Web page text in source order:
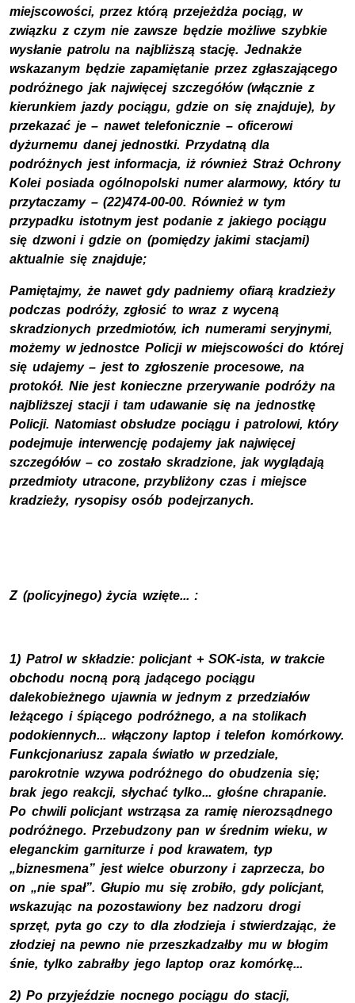
miejscowości, przez którą przejeżdża pociąg, w
związku z czym nie zawsze będzie możliwe szybkie
wysłanie patrolu na najbliższą stację. Jednakże
wskazanym będzie zapamiętanie przez zgłaszającego
podróżnego jak najwięcej szczegółów (włącznie z
kierunkiem jazdy pociągu, gdzie on się znajduje), by
przekazać je – nawet telefonicznie – oficerowi
dyżurnemu danej jednostki. Przydatną dla
podróżnych jest informacja, iż również Straż Ochrony
Kolei posiada ogólnopolski numer alarmowy, który tu
przytaczamy – (22)474-00-00. Również w tym
przypadku istotnym jest podanie z jakiego pociągu
się dzwoni i gdzie on (pomiędzy jakimi stacjami)
aktualnie się znajduje;
Pamiętajmy, że nawet gdy padniemy ofiarą kradzieży
podczas podróży, zgłosić to wraz z wyceną
skradzionych przedmiotów, ich numerami seryjnymi,
możemy w jednostce Policji w miejscowości do której
się udajemy – jest to zgłoszenie procesowe, na
protokół. Nie jest konieczne przerywanie podróży na
najbliższej stacji i tam udawanie się na jednostkę
Policji. Natomiast obsłudze pociągu i patrolowi, który
podejmuje interwencję podajemy jak najwięcej
szczegółów – co zostało skradzione, jak wyglądają
przedmioty utracone, przybliżony czas i miejsce
kradzieży, rysopisy osób podejrzanych.
Z (policyjnego) życia wzięte... :
1) Patrol w składzie: policjant + SOK-ista, w trakcie
obchodu nocną porą jadącego pociągu
dalekobieżnego ujawnia w jednym z przedziałów
leżącego i śpiącego podróżnego, a na stolikach
podokiennych... włączony laptop i telefon komórkowy.
Funkcjonariusz zapala światło w przedziale,
parokrotnie wzywa podróżnego do obudzenia się;
brak jego reakcji, słychać tylko... głośne chrapanie.
Po chwili policjant wstrząsa za ramię nierozsądnego
podróżnego. Przebudzony pan w średnim wieku, w
eleganckim garniturze i pod krawatem, typ
„biznesmena” jest wielce oburzony i zaprzecza, bo
on „nie spał”. Głupio mu się zrobiło, gdy policjant,
wskazując na pozostawiony bez nadzoru drogi
sprzęt, pyta go czy to dla złodzieja i stwierdzając, że
złodziej na pewno nie przeszkadzałby mu w błogim
śnie, tylko zabrałby jego laptop oraz komórkę...
2) Po przyjeździe nocnego pociągu do stacji,